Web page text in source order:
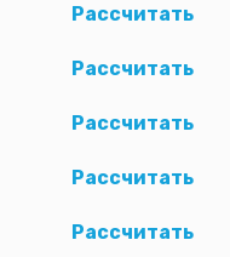
Рассчитать
Рассчитать
Рассчитать
Рассчитать
Рассчитать